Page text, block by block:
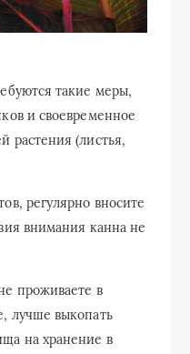
такие меры,
и своевременное
растения (листья,
регулярно вносите
внимания канна не
проживаете в
лучше выкопать
на хранение в